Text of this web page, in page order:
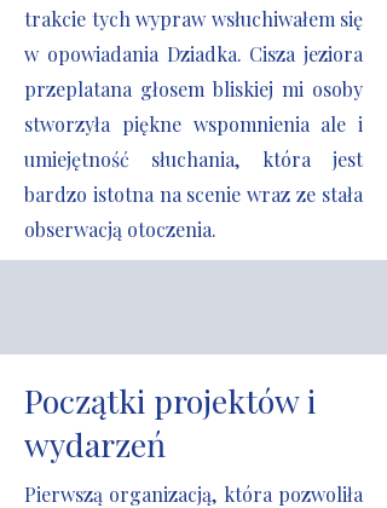
trakcie tych wypraw wsłuchiwałem się
w opowiadania Dziadka. Cisza jeziora
przeplatana głosem bliskiej mi osoby
stworzyła piękne wspomnienia ale i
umiejętność słuchania, która jest
bardzo istotna na scenie wraz ze stała
obserwacją otoczenia.
Początki projektów i
wydarzeń
Pierwszą organizacją, która pozwoliła